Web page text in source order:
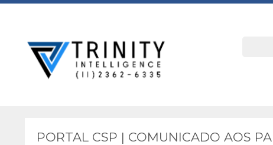
PORTAL CSP | COMUNICADO AOS